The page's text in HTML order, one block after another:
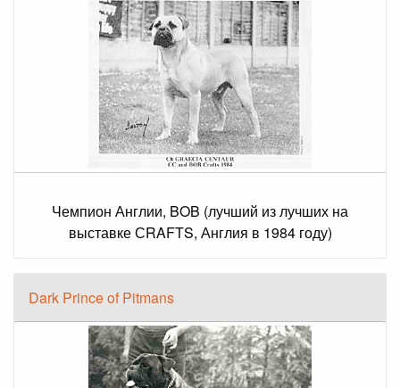
Чемпион Англии, BOB (лучший из лучших на
выставке СRAFTS, Англия в 1984 году)
Dark Prince of Pitmans